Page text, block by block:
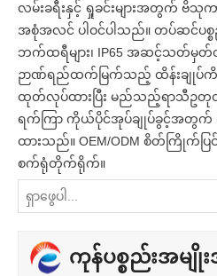
လမ်းခရီးနှင့် ရှုခင်းများအတွက် ဗိသုကာ
အစုံအလင် ပါဝင်ပါသည်။ တပ်ဆင်ပစ္
ဘက်ထရီများ၊ IP65 အဆင့်သတ်မှတ်ထ
ဉာဏ်ရည်ထက်မြက်သည့် ထိန်းချုပ်ကိရိ
ထုတ်လုပ်ထားပြီး မည်သည့်ရာသီဥတု
ရက်ကြာ ကိုယ်ပိုင်အုပ်ချုပ်ခွင့်အတွက်
ထားသည်။ OEM/ODM စိတ်ကြိုက်ပြင်
စက်ရုံတိုက်ရိုက်။
ကုန်ပစ္စည်းအမျိုး